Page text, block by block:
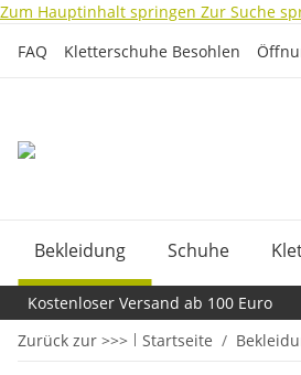
Zum Hauptinhalt springen Zur Suche
FAQ
Kletterschuhe Besohlen
Bekleidung Schuhe
Kostenloser Versand ab 100 Euro
Zurück zur >>>
Startseite